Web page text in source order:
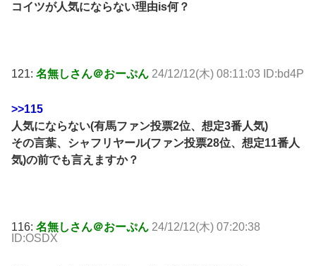
コイツが人気にならない理由is何？
121: 名無しさん＠おーぷん 24/12/12(木) 08:11:03 ID:bd4P
>>115
人気にならない(有馬ファン投票2位、想定3番人気)
その言葉、シャフリヤール(ファン投票28位、想定11番人
気)の前でも言えますか？
116: 名無しさん＠おーぷん 24/12/12(木) 07:20:38
ID:OSDX